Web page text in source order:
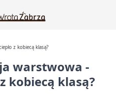
z kobiecą klasą?
warstwowa -
kobiecą klasą?